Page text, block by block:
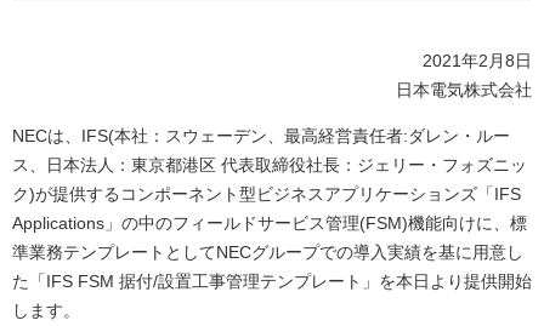
ナ
ビ
ゲ
ー
2021年2月8日
日本電気株式会社
NECは、IFS(本社：スウェーデン、最高経営責任者:ダレン・ルー
ス、日本法人：東京都港区 代表取締役社長：ジェリー・フォズニッ
ク)が提供するコンポーネント型ビジネスアプリケーションズ「IFS
Applications」の中のフィールドサービス管理(FSM)機能向けに、標
準業務テンプレートとしてNECグループでの導入実績を基に用意し
た「IFS FSM 据付/設置工事管理テンプレート」を本日より提供開始
します。